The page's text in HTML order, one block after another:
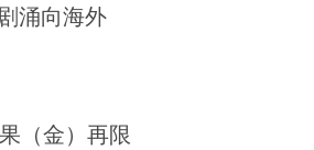
涌向海外
（金）再限